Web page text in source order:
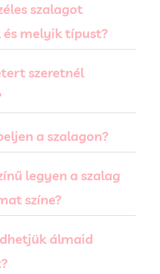
szalagot
és melyik típust?
szeretnél
a szalagon?
legyen a szalag
színe?
álmaid